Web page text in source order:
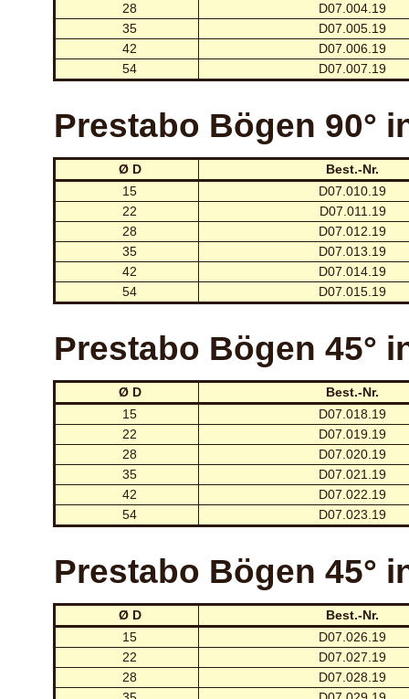
28
D07.004.19
35
D07.005.19
42
D07.006.19
54
D07.007.19
Prestabo Bögen 90°
Ø D
Best.-Nr.
15
D07.010.19
22
D07.011.19
28
D07.012.19
35
D07.013.19
42
D07.014.19
54
D07.015.19
Prestabo Bögen 45°
Ø D
Best.-Nr.
15
D07.018.19
22
D07.019.19
28
D07.020.19
35
D07.021.19
42
D07.022.19
54
D07.023.19
Prestabo Bögen 45°
Ø D
Best.-Nr.
15
D07.026.19
22
D07.027.19
28
D07.028.19